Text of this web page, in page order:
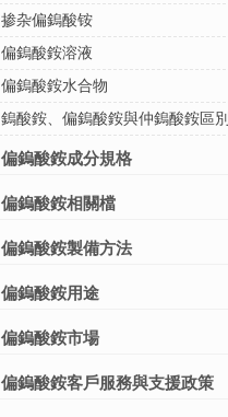
掺杂偏鎢酸铵
偏鎢酸銨溶液
偏鎢酸銨水合物
鎢酸銨、偏鎢酸銨與仲鎢酸銨區別
偏鎢酸銨成分規格
偏鎢酸銨相關檔
偏鎢酸銨製備方法
偏鎢酸銨用途
偏鎢酸銨市場
偏鎢酸銨客戶服務與支援政策